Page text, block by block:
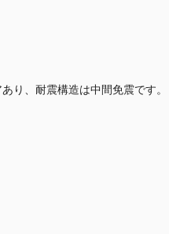
り、耐震構造は中間免震です。